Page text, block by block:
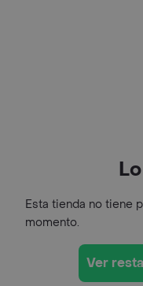
Esta tienda no tiene
momento.
Ver